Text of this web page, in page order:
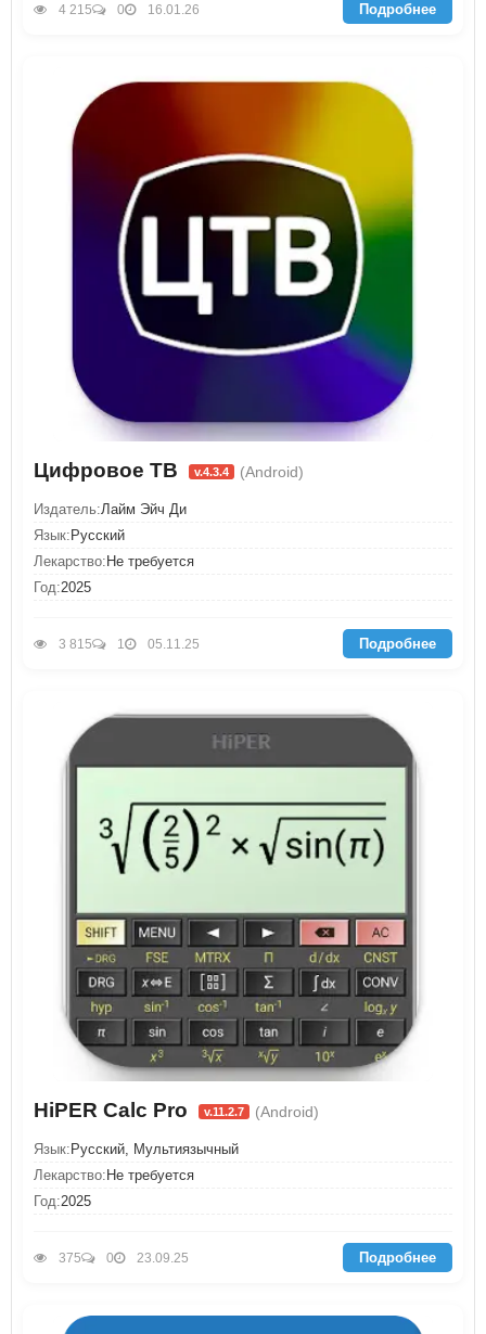
4 215 0 16.01.26 Подробнее
Цифровое ТВ v.4.3.4 (Android)
Издатель:Лайм Эйч Ди
Язык: Русский
Лекарство: Не требуется
Год:2025
3 815 1 05.11.25 Подробнее
HiPER Calc Pro v.11.2.7 (Android)
Язык: Русский, Мультиязычный
Лекарство: Не требуется
Год:2025
375 0 23.09.25 Подробнее